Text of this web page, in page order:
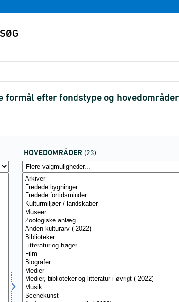
efter fondstype og hovedområder
HOVEDOMRÅDER (23)